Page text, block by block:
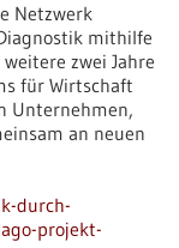
Netzwerk
mithilfe
zwei Jahre
für Wirtschaft
Unternehmen,
an neuen
durch-
projekt-